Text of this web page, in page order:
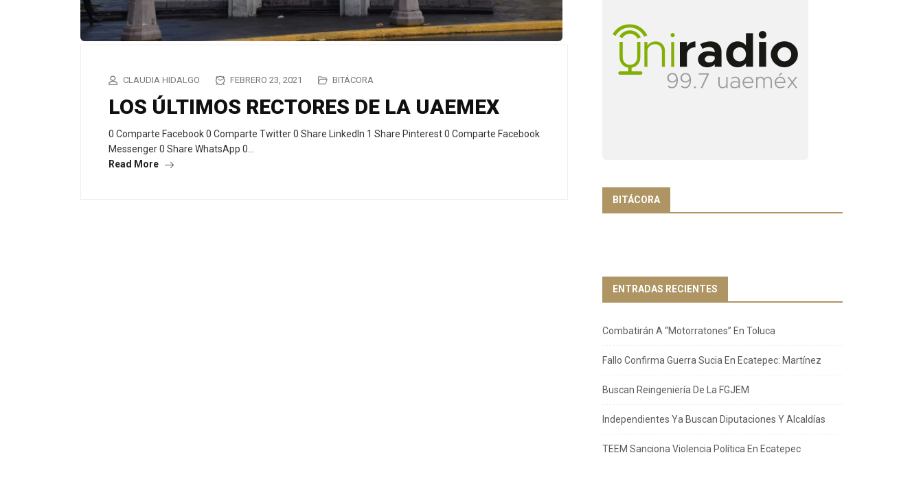
CLAUDIA HIDALGO FEBRERO 23, 2021 BITÁCORA
LOS ÚLTIMOS RECTORES DE LA UAEMEX
0 Comparte Facebook 0 Comparte Twitter 0 Share LinkedIn 1 Share Pinterest 0 Comparte Facebook
Messenger 0 Share WhatsApp 0…
Read More
BITÁCORA
ENTRADAS RECIENTES
Combatirán A “Motorratones” En Toluca
Fallo Confirma Guerra Sucia En Ecatepec: Martínez
Buscan Reingeniería De La FGJEM
Independientes Ya Buscan Diputaciones Y Alcaldías
TEEM Sanciona Violencia Política En Ecatepec